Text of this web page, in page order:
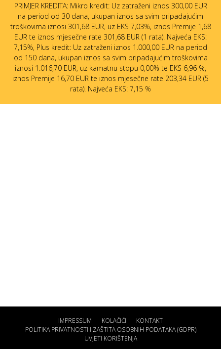
PRIMJER KREDITA: Mikro kredit: Uz zatraženi iznos 300,00 EUR
na period od 30 dana, ukupan iznos sa svim pripadajućim
troškovima iznosi 301,68 EUR, uz EKS 7,03%, iznos Premije 1,68
EUR te iznos mjesečne rate 301,68 EUR (1 rata). Najveća EKS:
7,15%, Plus kredit: Uz zatraženi iznos 1.000,00 EUR na period
od 150 dana, ukupan iznos sa svim pripadajućim troškovima
iznosi 1.016,70 EUR, uz kamatnu stopu 0,00% te EKS 6,96 %,
iznos Premije 16,70 EUR te iznos mjesečne rate 203,34 EUR (5
rata). Najveća EKS: 7,15 %
IMPRESSUM KOLAČIĆI
KONTAKT
POLITIKA PRIVATNOSTI I ZAŠTITA OSOBNIH PODATAKA (GDPR)
UVJETI KORIŠTENJA